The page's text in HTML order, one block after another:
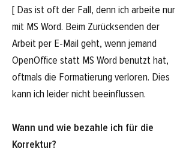
[ Das ist oft der Fall, denn ich arbeite nur
mit MS Word. Beim Zurücksenden der
Arbeit per E-Mail geht, wenn jemand
OpenOffice statt MS Word benutzt hat,
oftmals die Formatierung verloren. Dies
kann ich leider nicht beeinflussen.
Wann und wie bezahle ich für die
Korrektur?